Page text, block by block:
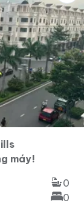
máy!
0
0